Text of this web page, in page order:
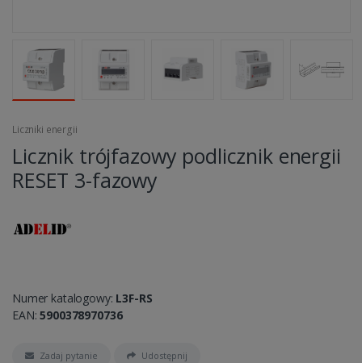
Liczniki energii
Licznik trójfazowy podlicznik energii
RESET 3-fazowy
Numer katalogowy: L3F-RS
EAN:5900378970736
Zadaj pytanie Udostępnij